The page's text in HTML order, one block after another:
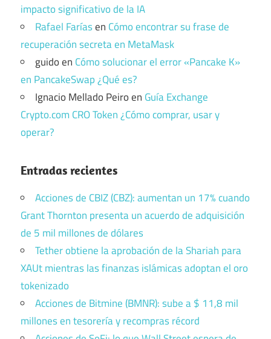
impacto significativo de la IA
Rafael Faríasen Cómo encontrar su frase de
recuperación secreta en MetaMask
guidoen Cómo solucionar el error «Pancake K»
en PancakeSwap ¿Qué es?
Ignacio Mellado Peiroen Guía Exchange
Crypto.com CRO Token ¿Cómo comprar, usar y
operar?
Entradas recientes
Acciones de CBIZ (CBZ): aumentan un 17% cuando
Grant Thornton presenta un acuerdo de adquisición
de 5 mil millones de dólares
Tether obtiene la aprobación de la Shariah para
XAUt mientras las finanzas islámicas adoptan el oro
tokenizado
Acciones de Bitmine (BMNR): sube a $ 11,8 mil
millones en tesorería y recompras récord